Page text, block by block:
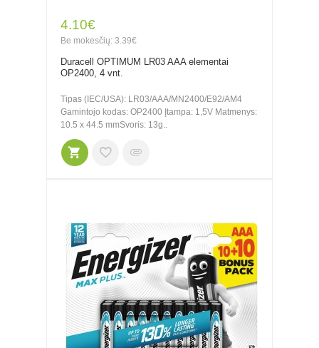
4.10€
Be mokesčių: 3.39€
Duracell OPTIMUM LR03 AAA elementai
OP2400, 4 vnt.
Tipas (IEC/USA): LR03/AAA/MN2400/E92/AM4
Gamintojo kodas: OP2400 Įtampa: 1,5V Matmenys:
10.5 x 44.5 mmSvoris: 13g..